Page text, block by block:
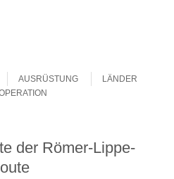
AUSRÜSTUNG
LÄNDER
der Römer-Lippe-